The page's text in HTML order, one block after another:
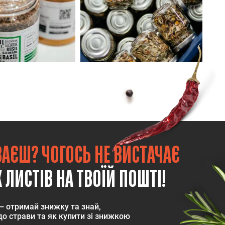
ЧОГОСЬ НЕ ВИСТАЧАЄ
НА ТВОЇЙ ПОШТІ!
отримай знижку та знай,
страви та як купити зі знижкою